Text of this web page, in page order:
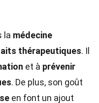
la médecine
thérapeutiques. Il
et à prévenir
. De plus, son goût
en font un ajout